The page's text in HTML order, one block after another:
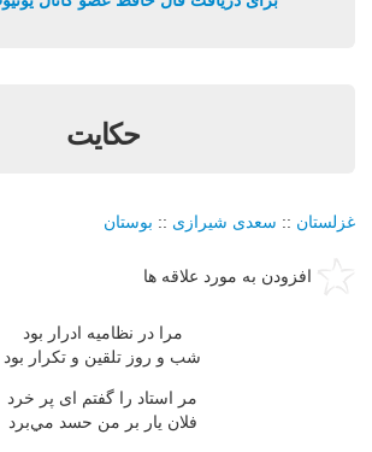
حكايت
غزلستان :: سعدی شیرازی :: بوستان
افزودن به مورد علاقه ها
مرا در نظاميه ادرار بود
شب و روز تلقين و تكرار بود
مر استاد را گفتم اى پر خرد
فلان يار بر من حسد مي‌برد